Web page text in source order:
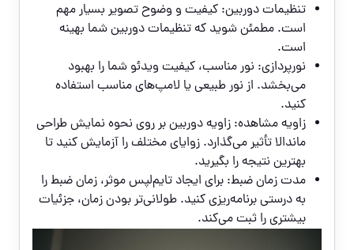
تنظیمات دوربین: کیفیت و وضوح تصویر بسیار مهم
است. مطمئن شوید که تنظیمات دوربین شما بهینه
است.
نورپردازی: نور مناسب، کیفیت ویدئو شما را بهبود
می‌بخشد. از نور طبیعی یا لامپ‌های مناسب استفاده
کنید.
زاویه مشاهده: زاویه دوربین بر روی نحوه نمایش طراحی
ماندالا تأثیر می‌گذارد. زوایای مختلف را آزمایش کنید تا
بهترین نتیجه را بگیرید.
مدت زمان ضبط: برای ایجاد تایم‌لپس موثر، زمان ضبط را
به درستی برنامه‌ریزی کنید. طولانی‌تر بودن زمان، جزئیات
بیشتری را ثبت می‌کند.